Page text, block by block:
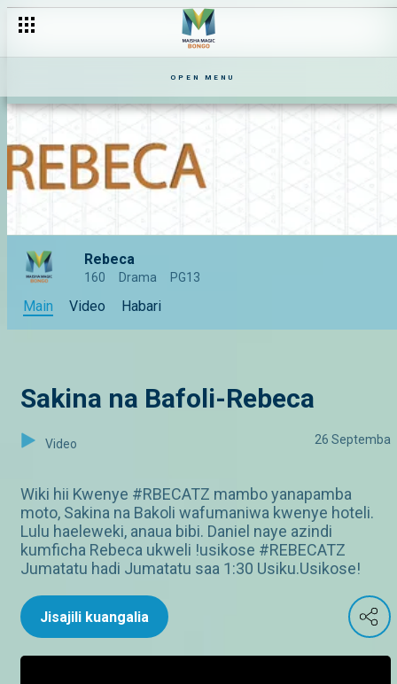
OPEN MENU
Rebeca
160 Drama PG13
Main Video Habari
Sakina na Bafoli-Rebeca
Video 26 Septemba
Wiki hii Kwenye #RBECATZ mambo yanapamba
moto, Sakina na Bakoli wafumaniwa kwenye hoteli.
Lulu haeleweki, anaua bibi. Daniel naye azindi
kumficha Rebeca ukweli !usikose #REBECATZ
Jumatatu hadi Jumatatu saa 1:30 Usiku.Usikose!
Jisajili kuangalia